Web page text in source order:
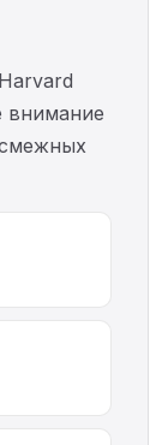
внимание